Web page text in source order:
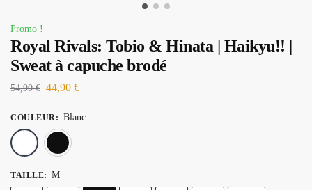
Promo !
Royal Rivals: Tobio & Hinata | Haikyu!! |
Sweat à capuche brodé
54,90€ 44,90 €
COULEUR : Blanc
TAILLE: M